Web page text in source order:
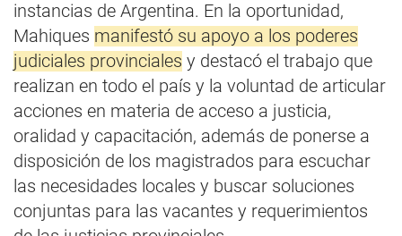
instancias de Argentina. En la oportunidad,
Mahiques manifestó su apoyo a los poderes
judiciales provinciales y destacó el trabajo que
realizan en todo el país y la voluntad de articular
acciones en materia de acceso a justicia,
oralidad y capacitación, además de ponerse a
disposición de los magistrados para escuchar
las necesidades locales y buscar soluciones
conjuntas para las vacantes y requerimientos